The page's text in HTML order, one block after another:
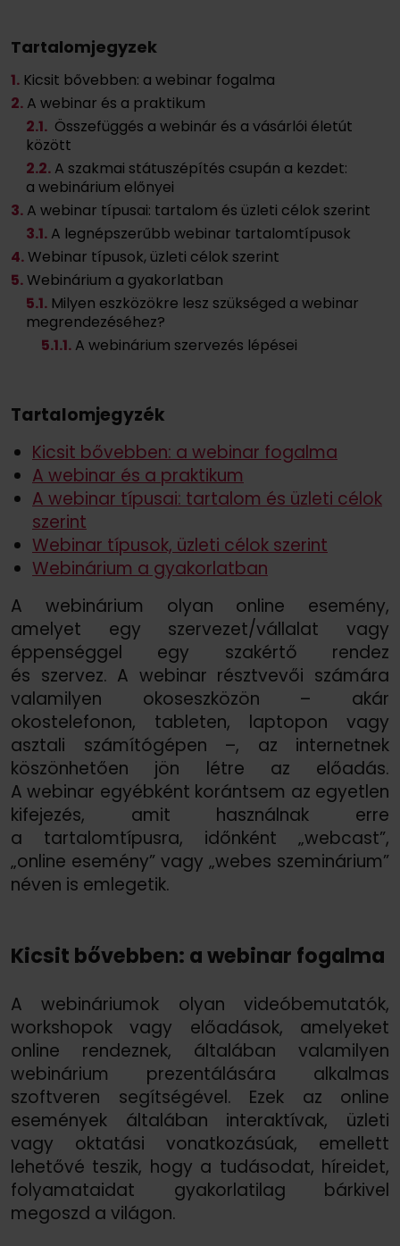
Tartalomjegyzek
1. Kicsit bővebben: a webinar fogalma
2. A webinar és a praktikum
2.1. Összefüggés a webinár és a vásárlói életút
között
2.2. A szakmai státuszépítés csupán a kezdet:
a webinárium előnyei
3. A webinar típusai: tartalom és üzleti célok szerint
3.1. A legnépszerűbb webinar tartalomtípusok
4.Webinar típusok, üzleti célok szerint
5.Webinárium a gyakorlatban
5.1. Milyen eszközökre lesz szükséged a webinar
megrendezéséhez?
5.1.1. A webinárium szervezés lépései
Tartalomjegyzék
Kicsit bővebben: a webinar fogalma
A webinar és a praktikum
A webinar típusai: tartalom és üzleti célok
szerint
Webinar típusok, üzleti célok szerint
Webinárium a gyakorlatban
A webinárium olyan online esemény,
amelyet egy szervezet/vállalat vagy
éppenséggel egy szakértő rendez
és szervez. A webinar résztvevői számára
valamilyen okoseszközön – akár
okostelefonon, tableten, laptopon vagy
asztali számítógépen –, az internetnek
köszönhetően jön létre az előadás.
A webinar egyébként korántsem az egyetlen
kifejezés, amit használnak erre
a tartalomtípusra, időnként „webcast”,
„online esemény” vagy „webes szeminárium”
néven is emlegetik.
Kicsit bővebben: a webinar fogalma
A webináriumok olyan videóbemutatók,
workshopok vagy előadások, amelyeket
online rendeznek, általában valamilyen
webinárium prezentálására alkalmas
szoftveren segítségével. Ezek az online
események általában interaktívak, üzleti
vagy oktatási vonatkozásúak, emellett
lehetővé teszik, hogy a tudásodat, híreidet,
folyamataidat gyakorlatilag bárkivel
megoszd a világon.